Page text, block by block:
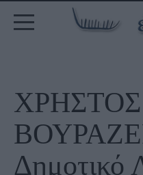
ΧΡΗΣΤΟΣ
Δημοτικό